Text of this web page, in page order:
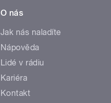
O nás
Jak nás naladíte
Nápověda
Lidé v rádiu
Kariéra
Kontakt